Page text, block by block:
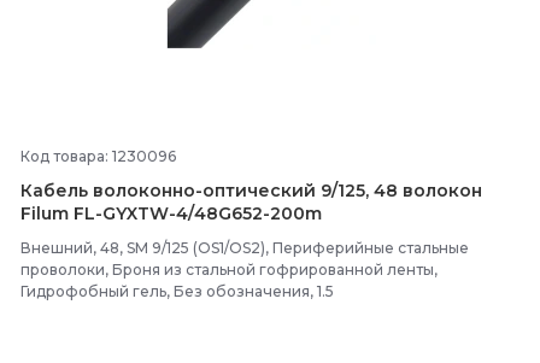
Код товара: 1230096
Кабель волоконно-оптический 9/125, 48 волокон
Filum FL-GYXTW-4/48G652-200m
Внешний, 48, SM 9/125 (OS1/OS2), Периферийные стальные
проволоки, Броня из стальной гофрированной ленты,
Гидрофобный гель, Без обозначения, 1.5